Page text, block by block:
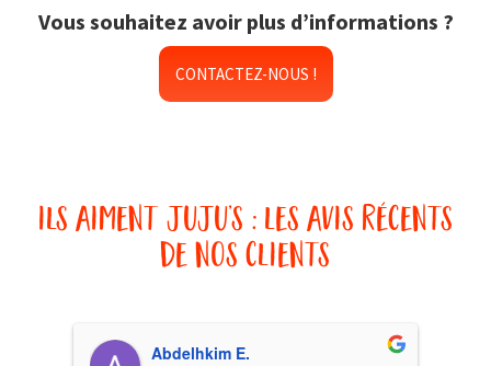
Vous souhaitez avoir plus d’informations ?
CONTACTEZ-NOUS !
ils aiment juju’s : les avis récents
de nos clients
Abdelhkim E.